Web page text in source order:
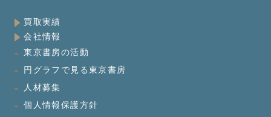
買取実績
会社情報
東京書房の活動
円グラフで見る東京書房
人材募集
個人情報保護方針